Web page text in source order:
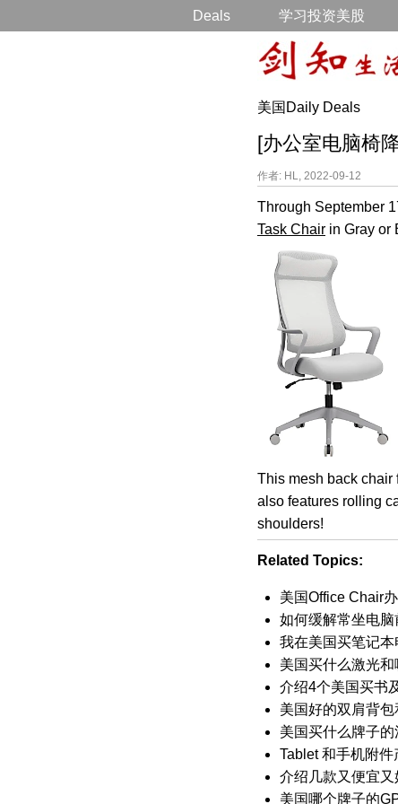
Deals 学习投资美股
美国Daily Deals
[办公室电脑椅
作者: HL, 2022-09-12
Through September
Task Chair in Gray or
This mesh back chair
also features rolling
shoulders!
Related Topics:
美国Office Chair
如何缓解常坐电
我在美国买笔记
美国买什么激光
介绍4个美国买书
美国好的双肩背
美国买什么牌子
Tablet 和手机附
介绍几款又便宜
美国哪个牌子的